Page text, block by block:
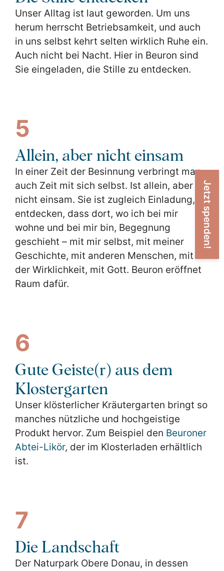
Unser Alltag ist laut geworden. Um uns
herum herrscht Betriebsamkeit, und auch
in uns selbst kehrt selten wirklich Ruhe ein.
Auch nicht bei Nacht. Hier in Beuron sind
Sie eingeladen, die Stille zu entdecken.
5
Allein, aber nicht einsam
In einer Zeit der Besinnung verbringt man
auch Zeit mit sich selbst. Ist allein, aber
nicht einsam. Sie ist zugleich Einladung, zu
entdecken, dass dort, wo ich bei mir
wohne und bei mir bin, Begegnung
geschieht – mit mir selbst, mit meiner
Geschichte, mit anderen Menschen, mit
der Wirklichkeit, mit Gott. Beuron eröffnet
Raum dafür.
6
Gute Geiste(r) aus dem
Klostergarten
Unser klösterlicher Kräutergarten bringt so
manches nützliche und hochgeistige
Produkt hervor. Zum Beispiel den Beuroner
Abtei-Likör, der im Klosterladen erhältlich
ist.
7
Die Landschaft
Der Naturpark Obere Donau, in dessen
Jetzt spenden!